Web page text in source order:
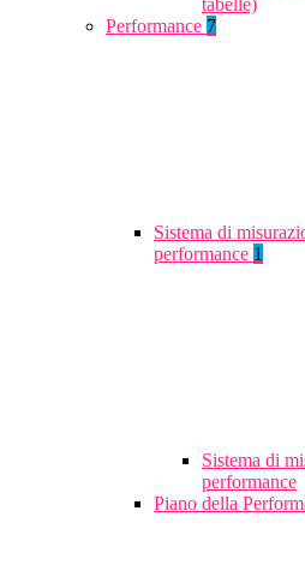
tabelle)
Performance 7
Sistema di
performance 1
Sistema di
performance
Piano della